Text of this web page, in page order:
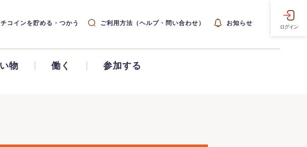
コインを貯める・つかう ご利用方法（ヘルプ・問い合わせ） お知らせ
ログイン
物 働く 参加する